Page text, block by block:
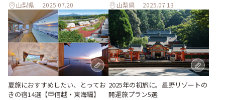
山梨県 2025.07.20 山梨県 2025.07.13
夏旅におすすめしたい、とってお
きの宿14選【甲信越・東海編】
2025年の初旅に。星野リゾートの
開運旅プラン5選